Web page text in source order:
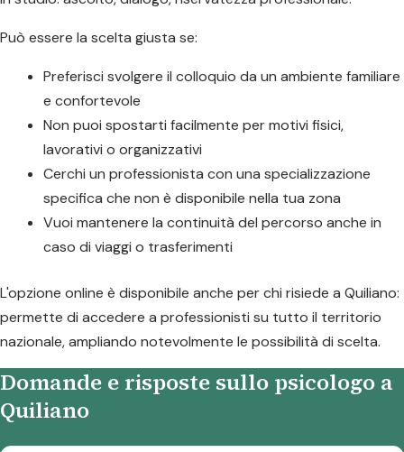
Può essere la scelta giusta se:
Preferisci svolgere il colloquio da un ambiente familiare
e confortevole
Non puoi spostarti facilmente per motivi fisici,
lavorativi o organizzativi
Cerchi un professionista con una specializzazione
specifica che non è disponibile nella tua zona
Vuoi mantenere la continuità del percorso anche in
caso di viaggi o trasferimenti
L'opzione online è disponibile anche per chi risiede a Quiliano:
permette di accedere a professionisti su tutto il territorio
nazionale, ampliando notevolmente le possibilità di scelta.
Domande e risposte sullo psicologo a
Quiliano